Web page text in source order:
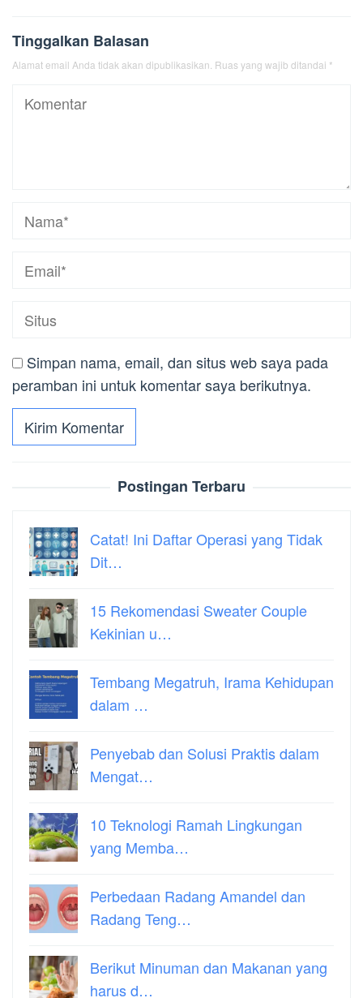
Tinggalkan Balasan
Alamat email Anda tidak akan dipublikasikan. Ruas yang wajib ditandai *
Simpan nama, email, dan situs web saya pada
peramban ini untuk komentar saya berikutnya.
Postingan Terbaru
Catat! Ini Daftar Operasi yang Tidak
Dit…
15 Rekomendasi Sweater Couple
Kekinian u…
Tembang Megatruh, Irama Kehidupan
dalam …
Penyebab dan Solusi Praktis dalam
Mengat…
10 Teknologi Ramah Lingkungan
yang Memba…
Perbedaan Radang Amandel dan
Radang Teng…
Berikut Minuman dan Makanan yang
harus d…